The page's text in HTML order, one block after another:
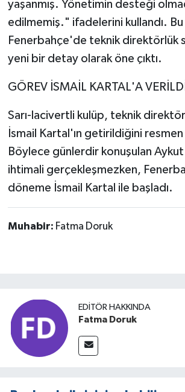
yaşanmış. Yönetimin desteği
edilmemiş." ifadelerini kullandı.
Fenerbahçe'de teknik direktörlük
yeni bir detay olarak öne çıktı.
GÖREV İSMAİL KARTAL'A VERİLDİ
Sarı-lacivertli kulüp, teknik
İsmail Kartal'ın getirildiğini resmen
Böylece günlerdir konuşulan
ihtimali gerçekleşmezken,
döneme İsmail Kartal ile başladı.
Muhabir: Fatma Doruk
EDITÖR HAKKINDA
Fatma Doruk